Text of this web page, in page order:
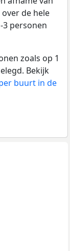
de hele
3 personen
zoals op 1
Bekijk
buurt in de